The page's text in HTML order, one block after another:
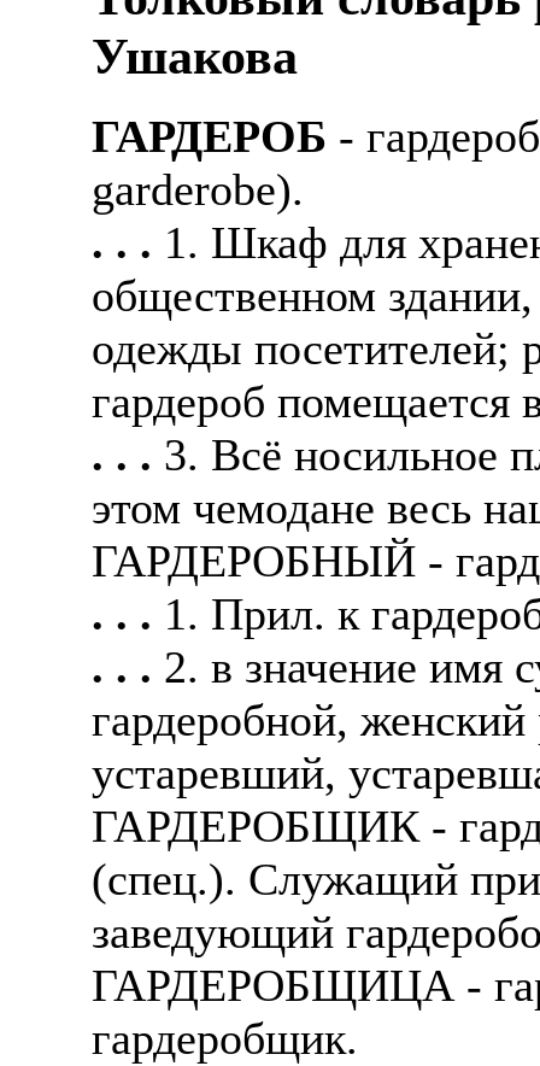
Также смотрите
отправке в другие
А также
рабочий,
стикеровщик.
# работа за границей
# работа за рубежом
# трудоустройство за
# трудоустройство за
В таких банках, как
Промсвязьбанк,
А также в компаниях:
СДЭК, ПЭК и т.д.
В направлениях: без
консультирование,
Ушакова
ГАРДЕРОБ -
garderobe).
. . . 1. Шкаф для
общественном
одежды посетителей;
гардероб помещается
. . . 3. Всё носильное
этом чемодане весь
ГАРДЕРОБНЫЙ -
. . . 1. Прил. к
. . . 2. в значение имя
гардеробной,
устаревший,
ГАРДЕРОБЩИК -
(спец.). Служащий при
заведующий
ГАРДЕРОБЩИЦА -
гардеробщик.